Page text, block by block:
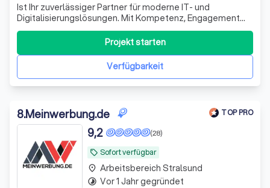
Ist Ihr zuverlässiger Partner für moderne IT- und
Digitalisierungslösungen. Mit Kompetenz, Engagement
und einem starken Servicegedanken unterstützen wir
unsere Kunden bei der Umsetzung individueller Projekte.
Unser freundliches Support-Team steht Ihnen jederzeit
schnell, lösungsorientiert und persön
Verfügbarkeit
Projekt starten
8.Meinwerbung.de TOP PRO
local_offer Sofort verfügbar
(28)
9,2
place Arbeitsbereich Stralsund
timelapse Vor 1 Jahr gegründet